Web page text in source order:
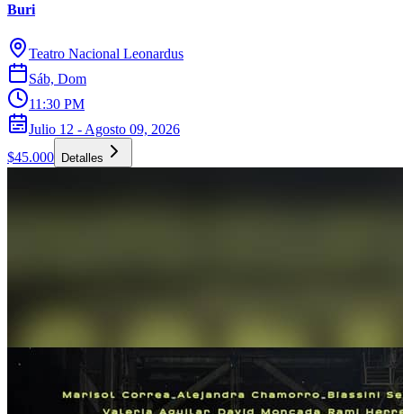
Buri
Teatro Nacional Leonardus
Sáb, Dom
11:30 PM
Julio 12 - Agosto 09, 2026
$45.000
Detalles